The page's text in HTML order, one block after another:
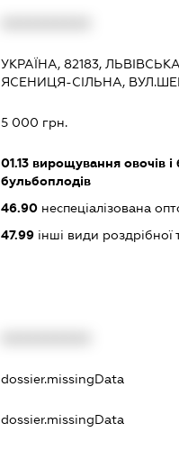
УКРАЇНА, 82183,
ЯСЕНИЦЯ-СІЛЬНА,
5 000 грн.
01.13вирощування овочів і
бульбоплодів
46.90неспеціалізована
47.99інші види роздрібної
dossier.missingData
dossier.missingData